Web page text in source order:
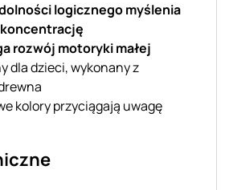
logicznego myślenia
rozwój motoryki małej
dla dzieci, wykonany z
kolory przyciągają uwagę